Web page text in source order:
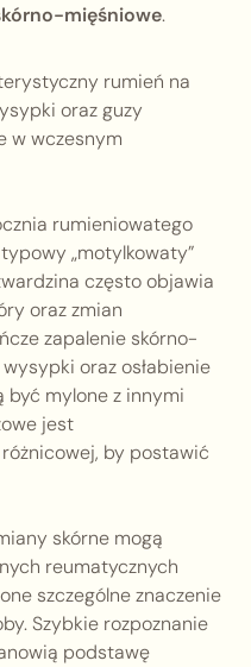
mięśniowe.
rumień na
oraz guzy
w wczesnym
rumieniowatego
„motylkowaty”
często objawia
oraz zmian
zapalenie skórno-
oraz osłabienie
być mylone z innymi
jest
by postawić
skórne mogą
reumatycznych
szczególne znaczenie
Szybkie rozpoznanie
podstawę